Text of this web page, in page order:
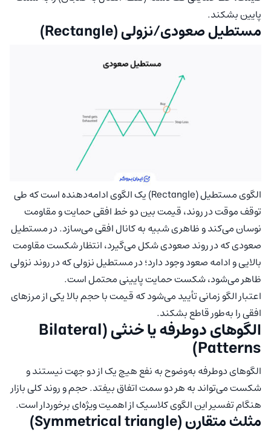
پایین بشکند.
مستطیل صعودی/نزولی (Rectangle)
الگوی مستطیل (Rectangle) یک الگوی ادامه‌دهنده است که طی
توقف موقت در روند، قیمت بین دو خط افقی حمایت و مقاومت
نوسان می‌کند و ظاهری شبیه به کانال افقی می‌سازد. در مستطیل
صعودی که در روند صعودی شکل می‌گیرد، انتظار شکست مقاومت
بالایی و ادامه صعود وجود دارد؛ در مستطیل نزولی که در روند نزولی
ظاهر می‌شود، شکست حمایت پایینی محتمل است.
اعتبار الگو زمانی تأیید می‌شود که قیمت با حجم بالا یکی از مرزهای
افقی را به‌طور قاطع بشکند.
الگوهای دوطرفه یا خنثی (Bilateral
Patterns)
الگوهای دوطرفه به‌وضوح به نفع هیچ یک از دو جهت نیستند و
شکست می‌تواند به هر دو سمت اتفاق بیفتد. حجم و روند کلی بازار
هنگام تفسیر این الگوی کلاسیک از اهمیت ویژه‌ای برخوردار است.
مثلث متقارن (Symmetrical triangle)